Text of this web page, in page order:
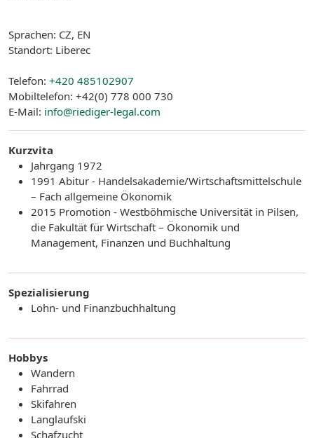
Sprachen: CZ, EN
Standort: Liberec
Telefon: +420 485102907
Mobiltelefon: +42(0) 778 000 730
E-Mail: info@riediger-legal.com
Kurzvita
Jahrgang 1972
1991 Abitur - Handelsakademie/Wirtschaftsmittelschule
– Fach allgemeine Ökonomik
2015 Promotion - Westböhmische Universität in Pilsen,
die Fakultät für Wirtschaft – Ökonomik und
Management, Finanzen und Buchhaltung
Spezialisierung
Lohn- und Finanzbuchhaltung
Hobbys
Wandern
Fahrrad
Skifahren
Langlaufski
Schafzucht